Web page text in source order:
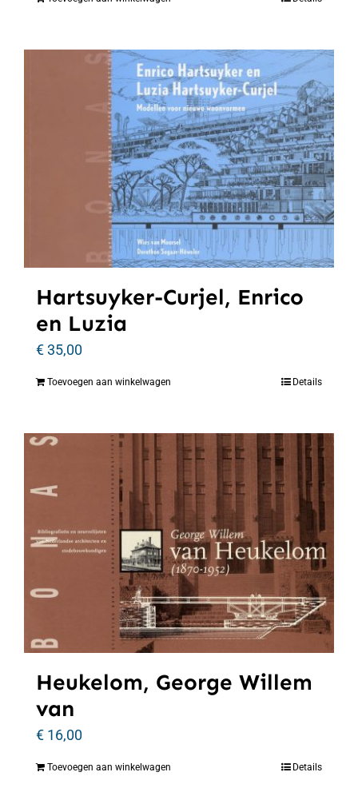
Hartsuyker-Curjel, Enrico
en Luzia
€35,00
Toevoegen aan winkelwagen Details
Heukelom, George Willem
van
€ 16,00
Toevoegen aan winkelwagen Details